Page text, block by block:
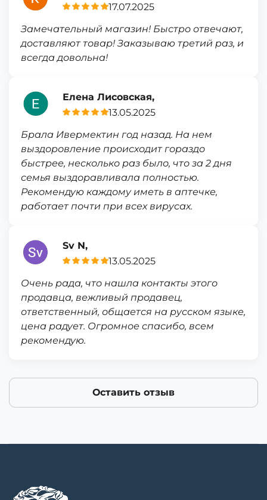
17.07.2025
Замечательный магазин! Быстро отвечают,
доставляют товар! Заказываю третий раз, и
всегда довольна!
Елена Лисовская,
13.05.2025
Брала Ивермектин год назад. На нем
выздоровление происходит гораздо
быстрее, несколько раз было, что за 2 дня
семья выздоравливала полностью.
Рекомендую каждому иметь в аптечке,
работает почти при всех вирусах.
Sv N,
13.05.2025
Очень рада, что нашла контакты этого
продавца, вежливый продавец,
ответственный, общается на русском языке,
цена радует. Огромное спасибо, всем
рекомендую.
Оставить отзыв